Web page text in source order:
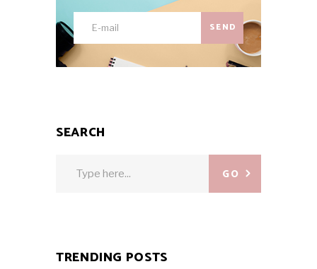
SEND
SEARCH
GO
TRENDING POSTS